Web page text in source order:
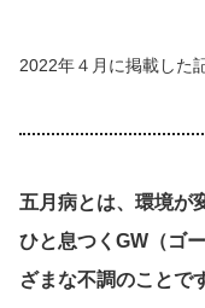
2022年４月に掲載した
五月病とは、環境が
ひと息つくGW（ゴ
ざまな不調のことで